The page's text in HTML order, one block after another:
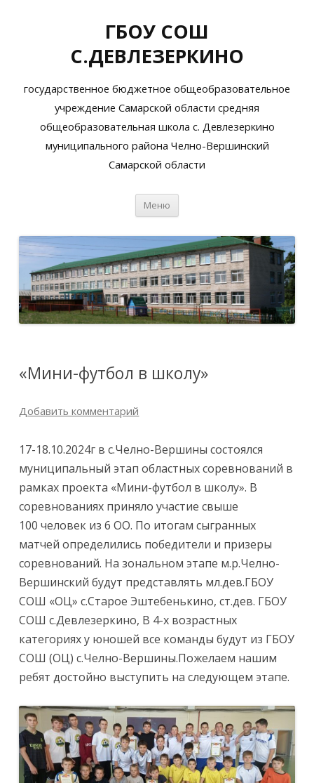
ГБОУ СОШ
С.ДЕВЛЕЗЕРКИНО
государственное бюджетное общеобразовательное
учреждение Самарской области средняя
общеобразовательная школа с. Девлезеркино
муниципального района Челно-Вершинский
Самарской области
Меню
«Мини-футбол в школу»
Добавить комментарий
17-18.10.2024г в с.Челно-Вершины состоялся
муниципальный этап областных соревнований в
рамках проекта «Мини-футбол в школу». В
соревнованиях приняло участие свыше
100 человек из 6 ОО. По итогам сыгранных
матчей определились победители и призеры
соревнований. На зональном этапе м.р.Челно-
Вершинский будут представлять мл.дев.ГБОУ
СОШ «ОЦ» с.Старое Эштебенькино, ст.дев. ГБОУ
СОШ с.Девлезеркино, В 4-х возрастных
категориях у юношей все команды будут из ГБОУ
СОШ (ОЦ) с.Челно-Вершины.Пожелаем нашим
ребят достойно выступить на следующем этапе.